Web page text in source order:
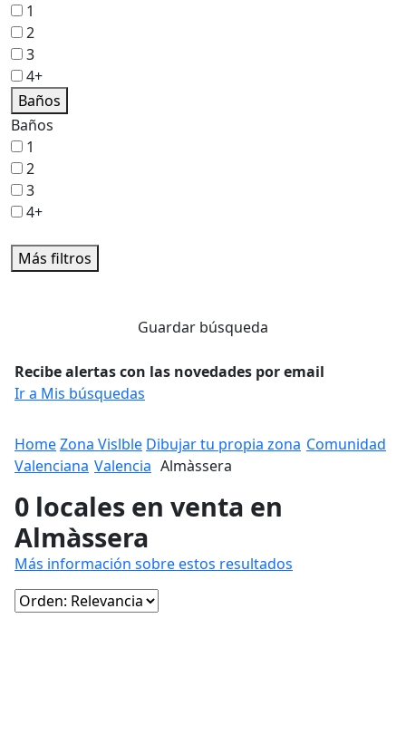
1
2
3
4+
Baños
Baños
1
2
3
4+
Más filtros
Guardar búsqueda
Recibe alertas con las novedades por email
Ir a Mis búsquedas
HomeZona Vislble Dibujar tu propia zona Comunidad
Valenciana Valencia Almàssera
0 locales en venta en
Almàssera
Más información sobre estos resultados